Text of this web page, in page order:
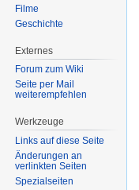
Filme
Geschichte
Externes
Forum zum Wiki
Seite per Mail
weiterempfehlen
Werkzeuge
Links auf diese Seite
Änderungen an
verlinkten Seiten
Spezialseiten